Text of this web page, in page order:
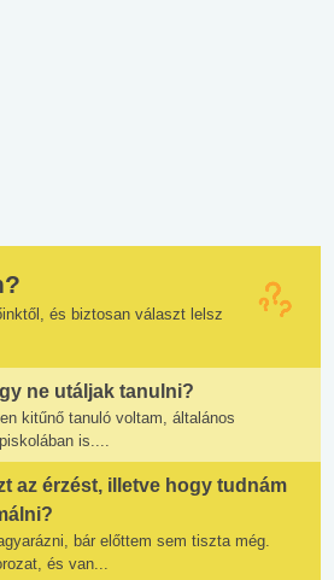
és biztosan választ lelsz
ne utáljak tanulni?
kitűnő tanuló voltam, általános
is....
az érzést, illetve hogy tudnám
bár előttem sem tiszta még.
és van...